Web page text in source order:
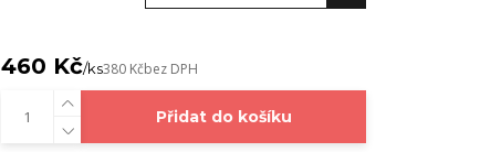
460 Kč/ks380 Kčbez DPH
Přidat do košíku